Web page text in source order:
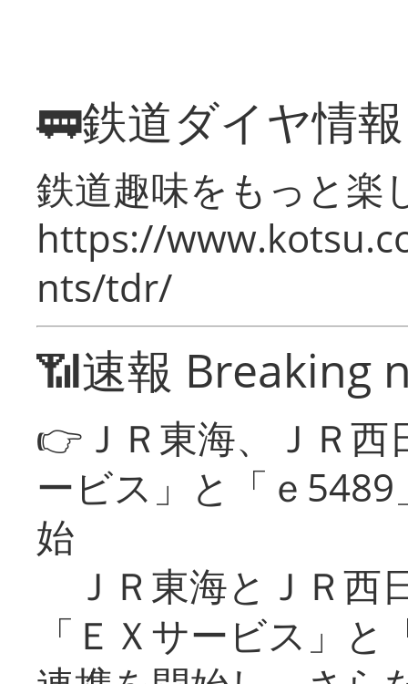
🚃鉄道ダイヤ情
鉄道趣味をもっと楽
https://
nts/tdr/
📶速報 Breaking
👉ＪＲ東海、ＪＲ
ービス」と「ｅ
始
ＪＲ東海とＪＲ西
「ＥＸサービス」